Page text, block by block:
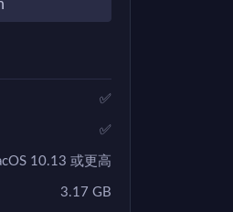
✅
✅
10.13 或更高
3.17 GB